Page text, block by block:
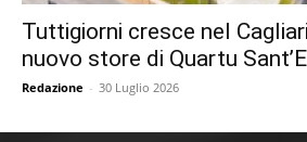
Tuttigiorni cresce nel
nuovo store di Quartu
Redazione - 30 Luglio 2026